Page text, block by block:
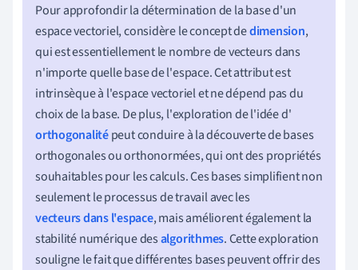
Pour approfondir la détermination de la base d'un
espace vectoriel, considère le concept dedimension,
qui est essentiellement le nombre de vecteurs dans
n'importe quelle base de l'espace. Cet attribut est
intrinsèque à l'espace vectoriel et ne dépend pas du
choix de la base. De plus, l'exploration de l'idée d'
orthogonalitépeut conduire à la découverte de bases
orthogonales ou orthonormées, qui ont des propriétés
souhaitables pour les calculs. Ces bases simplifient non
seulement le processus de travail avec les
vecteurs dans l'espace, mais améliorent également la
stabilité numérique desalgorithmes. Cette exploration
souligne le fait que différentes bases peuvent offrir des